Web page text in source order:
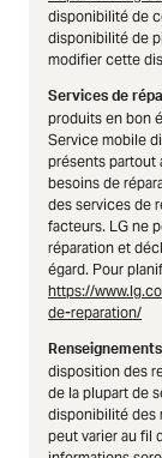
disponibilité de
disponibilité de
modifier cette
Services de
produits en bon
Service mobile
présents partout
besoins de
des services de
facteurs. LG ne
réparation et
égard. Pour
https://
de-reparation/
disposition des
de la plupart de
disponibilité des
peut varier au fil